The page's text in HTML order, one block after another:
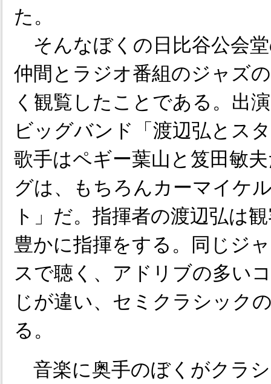
た。
そんなぼくの日比谷公会
仲間とラジオ番組のジャズ
く観覧したことである。出
ビッグバンド「渡辺弘とス
歌手はペギー葉山と笈田敏
グは、もちろんカーマイケ
ト」だ。指揮者の渡辺弘は
豊かに指揮をする。同じジ
スで聴く、アドリブの多い
じが違い、セミクラシック
る。
音楽に奥手のぼくがクラ